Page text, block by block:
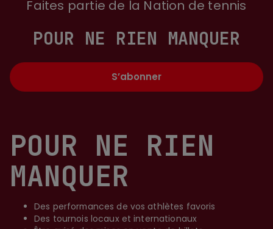
POUR NE RIEN
MANQUER
Des performances de vos athlètes favoris
Des tournois locaux et internationaux
Faites partie de la Nation de tennis
POUR NE RIEN MANQUER
S’abonner